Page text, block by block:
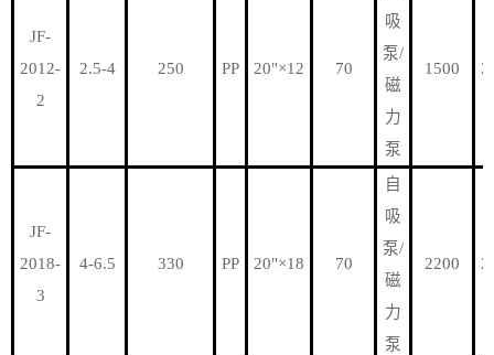
JF-
2012-
2
2.5-4 250 PP 20"×12 70
吸
泵/
磁
力
泵
1500
JF-
2018-
3
4-6.5 330 PP 20"×18 70
自
吸
泵/
磁
力
泵
2200